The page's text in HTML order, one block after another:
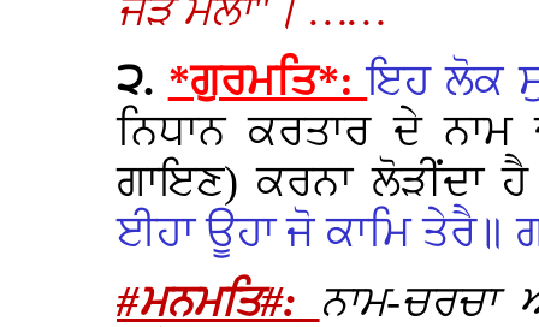
ਜੋੜ ਮੇਲਾ"। ……
੨. *ਗੁਰਮਤਿ*:ਇਹ ਲੋਕ
ਨਿਧਾਨ ਕਰਤਾਰ ਦੇ
ਗਾਇਣ) ਕਰਨਾ ਲੋੜੀਂਦਾ
ਈਹਾ ਊਹਾ ਜੋ ਕਾਮਿ ਤੇਰੈ॥
#ਮਨਮਤਿ#: ਨਾਮ-